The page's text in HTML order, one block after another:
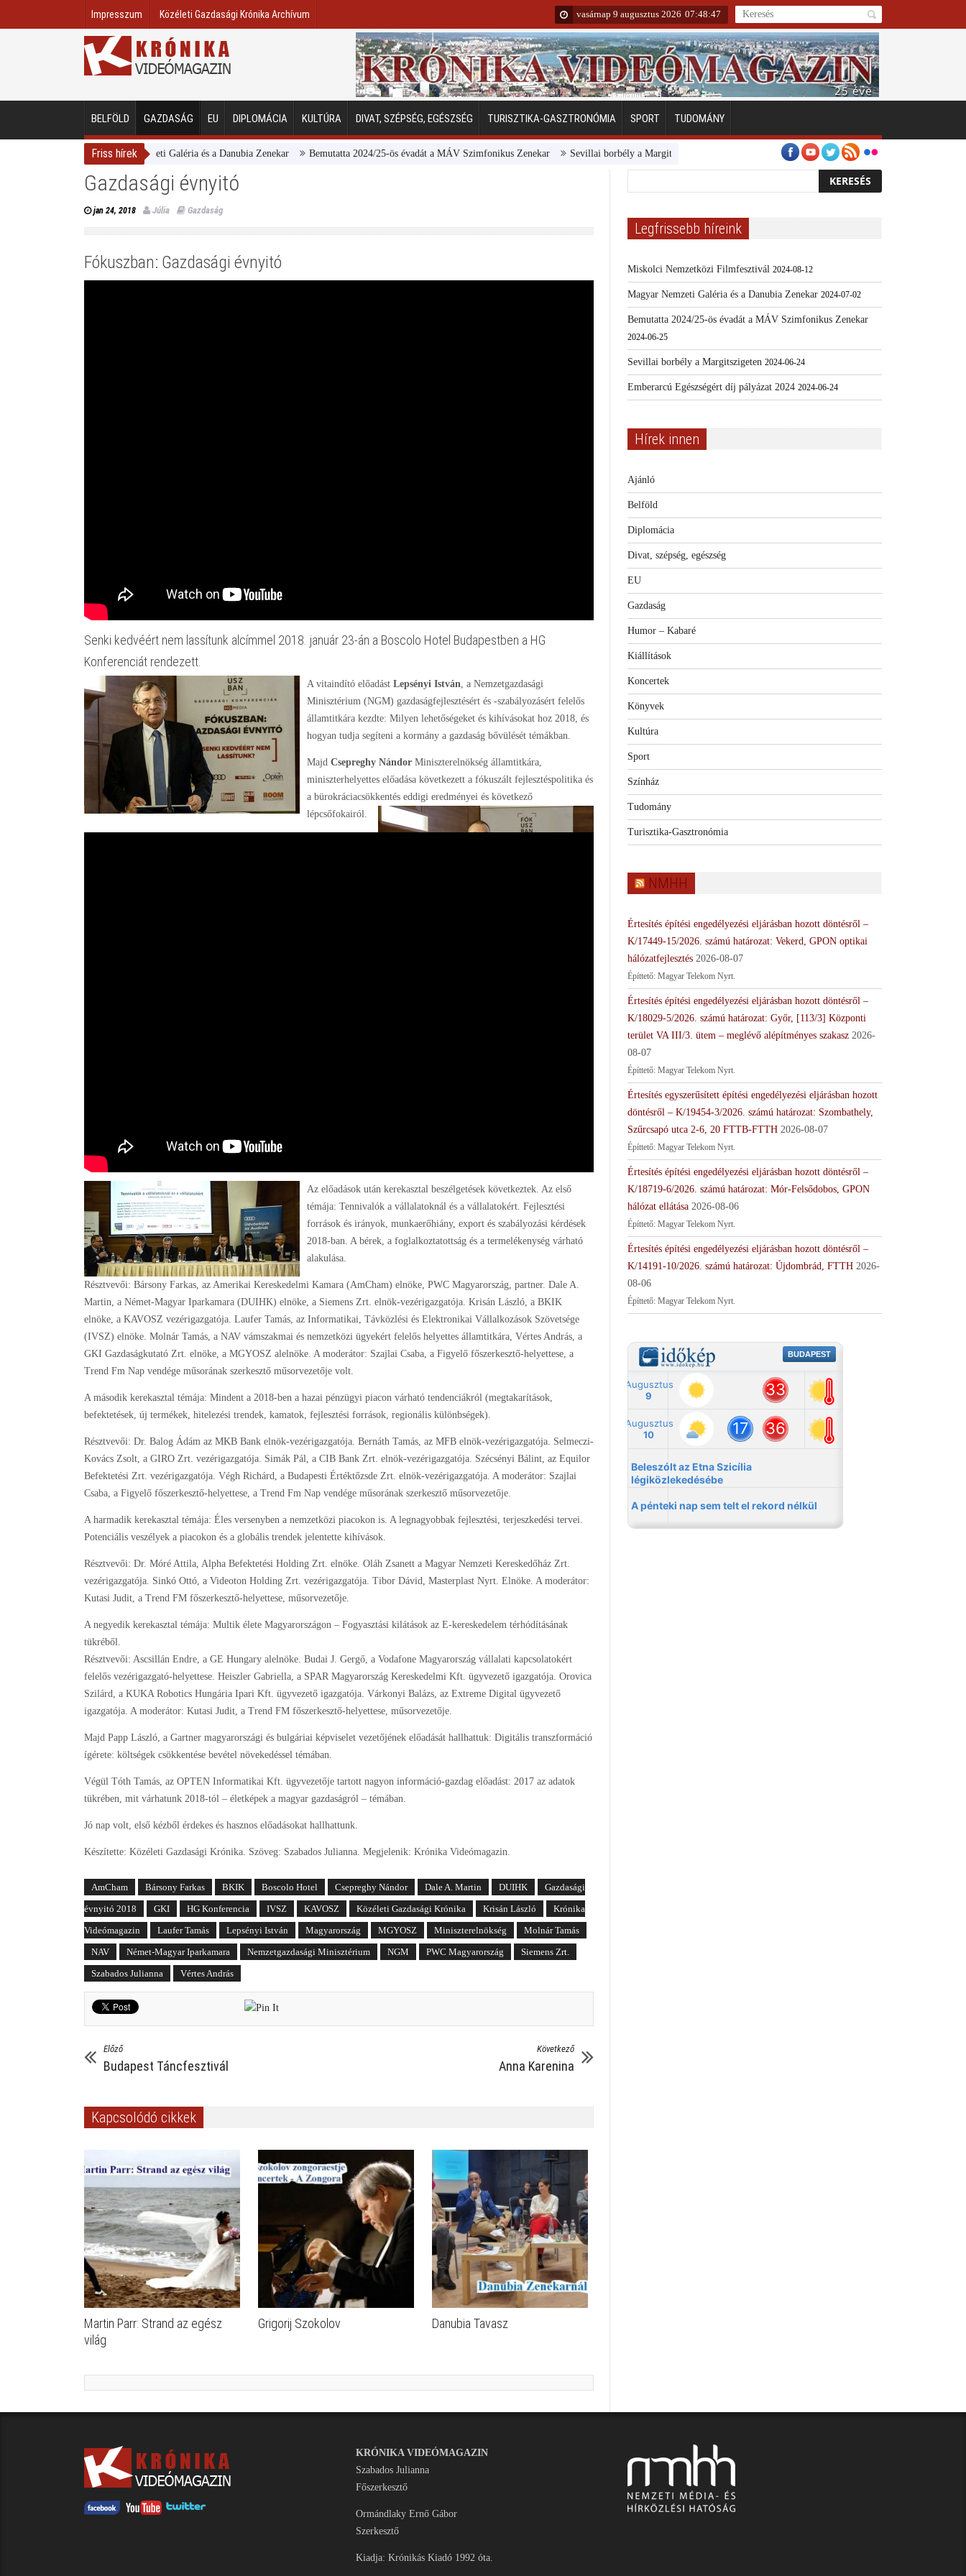
Impresszum Közéleti Gazdasági Krónika Archívum vasárnap 9 augusztus 2026 07:48:48
BELFÖLD GAZDASÁG EU DIPLOMÁCIA KULTÚRA DIVAT, SZÉPSÉG, EGÉSZSÉG TURISZTIKA-GASZTRONÓMIA SPORT TUDOMÁNY
Friss hírek
Magyar Nemzeti Galéria és a Danubia Zenekar Bemutatta 2024/25-ös évadát a MÁV Szimfonikus Zenekar Sevillai borbély a Margitszigeten Emberarcú Egészségért díj pályázat 2024
Gazdasági évnyitó
jan 24, 2018 Júlia Gazdaság
Fókuszban: Gazdasági évnyitó
Senki kedvéért nem lassítunk alcímmel 2018. január 23-án a Boscolo Hotel Budapestben a HG
Konferenciát rendezett.
A vitaindító előadást Lepsényi István , a Nemzetgazdasági
Minisztérium (NGM) gazdaságfejlesztésért és -szabályozásért felelős
államtitkára kezdte: Milyen lehetőségeket és kihívásokat hoz 2018, és
hogyan tudja segíteni a kormány a gazdaság bővülését témákban.
Majd Csepreghy Nándor Miniszterelnökség államtitkára,
miniszterhelyettes előadása következett a fókuszált fejlesztéspolitika és
a bürokráciacsökkentés eddigi eredményei és következő
lépcsőfokairól.
Az előadások után kerekasztal beszélgetések következtek. Az első
témája: Tennivalók a vállalatoknál és a vállalatokért. Fejlesztési
források és irányok, munkaerőhiány, export és szabályozási kérdések
2018-ban. A bérek, a foglalkoztatottság és a termelékenység várható
alakulása.
Résztvevői: Bársony Farkas, az Amerikai Kereskedelmi Kamara (AmCham) elnöke, PWC Magyarország, partner. Dale A.
Martin, a Német-Magyar Iparkamara (DUIHK) elnöke, a Siemens Zrt. elnök-vezérigazgatója. Krisán László, a BKIK
elnöke, a KAVOSZ vezérigazgatója. Laufer Tamás, az Informatikai, Távközlési és Elektronikai Vállalkozások Szövetsége
(IVSZ) elnöke. Molnár Tamás, a NAV vámszakmai és nemzetközi ügyekért felelős helyettes államtitkára, Vértes András, a
GKI Gazdaságkutató Zrt. elnöke, a MGYOSZ alelnöke. A moderátor: Szajlai Csaba, a Figyelő főszerkesztő-helyettese, a
Trend Fm Nap vendége műsorának szerkesztő műsorvezetője volt.
A második kerekasztal témája: Mindent a 2018-ben a hazai pénzügyi piacon várható tendenciákról (megtakarítások,
befektetések, új termékek, hitelezési trendek, kamatok, fejlesztési források, regionális különbségek).
Résztvevői: Dr. Balog Ádám az MKB Bank elnök-vezérigazgatója. Bernáth Tamás, az MFB elnök-vezérigazgatója. Selmeczi-
Kovács Zsolt, a GIRO Zrt. vezérigazgatója. Simák Pál, a CIB Bank Zrt. elnök-vezérigazgatója. Szécsényi Bálint, az Equilor
Befektetési Zrt. vezérigazgatója. Végh Richárd, a Budapesti Értéktőzsde Zrt. elnök-vezérigazgatója. A moderátor: Szajlai
Csaba, a Figyelő főszerkesztő-helyettese, a Trend Fm Nap vendége műsorának szerkesztő műsorvezetője.
A harmadik kerekasztal témája: Éles versenyben a nemzetközi piacokon is. A legnagyobbak fejlesztési, terjeszkedési tervei.
Potenciális veszélyek a piacokon és a globális trendek jelentette kihívások.
Résztvevői: Dr. Móré Attila, Alpha Befektetési Holding Zrt. elnöke. Oláh Zsanett a Magyar Nemzeti Kereskedőház Zrt.
vezérigazgatója. Sinkó Ottó, a Videoton Holding Zrt. vezérigazgatója. Tibor Dávid, Masterplast Nyrt. Elnöke. A moderátor:
Kutasi Judit, a Trend FM főszerkesztő-helyettese, műsorvezetője.
A negyedik kerekasztal témája: Multik élete Magyarországon – Fogyasztási kilátások az E-kereskedelem térhódításának
tükréből.
Résztvevői: Ascsillán Endre, a GE Hungary alelnöke. Budai J. Gergő, a Vodafone Magyarország vállalati kapcsolatokért
felelős vezérigazgató-helyettese. Heiszler Gabriella, a SPAR Magyarország Kereskedelmi Kft. ügyvezető igazgatója. Orovica
Szilárd, a KUKA Robotics Hungária Ipari Kft. ügyvezető igazgatója. Várkonyi Balázs, az Extreme Digital ügyvezető
igazgatója. A moderátor: Kutasi Judit, a Trend FM főszerkesztő-helyettese, műsorvezetője.
Majd Papp László, a Gartner magyarországi és bulgáriai képviselet vezetőjének előadását hallhattuk: Digitális transzformáció
ígérete: költségek csökkentése bevétel növekedéssel témában.
Végül Tóth Tamás, az OPTEN Informatikai Kft. ügyvezetője tartott nagyon információ-gazdag előadást: 2017 az adatok
tükrében, mit várhatunk 2018-tól – életképek a magyar gazdaságról – témában.
Jó nap volt, első kézből érdekes és hasznos előadásokat hallhattunk.
Készítette: Közéleti Gazdasági Krónika. Szöveg: Szabados Julianna. Megjelenik: Krónika Videómagazin.
AmCham Bársony Farkas BKIK Boscolo Hotel Csepreghy Nándor Dale A. Martin DUIHK
Gazdasági
évnyitó 2018
GKI HG Konferencia IVSZ KAVOSZ Közéleti Gazdasági Krónika Krisán László
Krónika
Videómagazin
Laufer Tamás Lepsényi István Magyarország MGYOSZ Miniszterelnökség
Molnár Tamás
NAV
Német-Magyar Iparkamara Nemzetgazdasági Minisztérium NGM PWC Magyarország
Siemens Zrt.
Szabados Julianna
Vértes András
Előző
Budapest Táncfesztivál
Következő
Anna Karenina
Kapcsolódó cikkek
Martin Parr: Strand az egész
világ
Grigorij Szokolov Danubia Tavasz
Legfrissebb híreink
Miskolci Nemzetközi Filmfesztivál 2024-08-12
Magyar Nemzeti Galéria és a Danubia Zenekar 2024-07-02
Bemutatta 2024/25-ös évadát a MÁV Szimfonikus Zenekar
2024-06-25
Sevillai borbély a Margitszigeten 2024-06-24
Emberarcú Egészségért díj pályázat 2024 2024-06-24
Hírek innen
Ajánló
Belföld
Diplomácia
Divat, szépség, egészség
EU
Gazdaság
Humor – Kabaré
Kiállítások
Koncertek
Könyvek
Kultúra
Sport
Színház
Tudomány
Turisztika-Gasztronómia
NMHH
Értesítés építési engedélyezési eljárásban hozott döntésről –
K/17449-15/2026. számú határozat: Vekerd, GPON optikai
hálózatfejlesztés 2026-08-07
Építtető: Magyar Telekom Nyrt.
Értesítés építési engedélyezési eljárásban hozott döntésről –
K/18029-5/2026. számú határozat: Győr, [113/3] Központi
terület VA III/3. ütem – meglévő alépítményes szakasz 2026-
08-07
Építtető: Magyar Telekom Nyrt.
Értesítés egyszerűsített építési engedélyezési eljárásban hozott
döntésről – K/19454-3/2026. számú határozat: Szombathely,
Szűrcsapó utca 2-6, 20 FTTB-FTTH 2026-08-07
Építtető: Magyar Telekom Nyrt.
Értesítés építési engedélyezési eljárásban hozott döntésről –
K/18719-6/2026. számú határozat: Mór-Felsődobos, GPON
hálózat ellátása 2026-08-06
Építtető: Magyar Telekom Nyrt.
Értesítés építési engedélyezési eljárásban hozott döntésről –
K/14191-10/2026. számú határozat: Újdombrád, FTTH 2026-
08-06
Építtető: Magyar Telekom Nyrt.
KRÓNIKA VIDEÓMAGAZIN
Szabados Julianna
Főszerkesztő
Ormándlaky Ernő Gábor
Szerkesztő
Kiadja: Krónikás Kiadó 1992 óta.